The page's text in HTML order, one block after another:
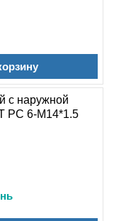
с наружной
PC 6-М14*1.5